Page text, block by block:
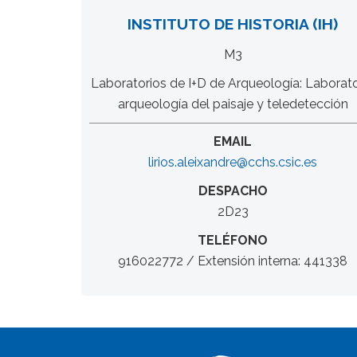
INSTITUTO DE HISTORIA (IH)
M3
Laboratorios de I+D de Arqueología:
arqueología del paisaje y teledetección
EMAIL
lirios.aleixandre@cchs.csic.es
DESPACHO
2D23
TELÉFONO
916022772 / Extensión interna: 441338